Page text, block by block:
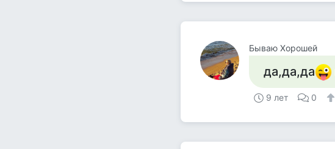
Бываю Хорошей
да,да,да
9 лет 0